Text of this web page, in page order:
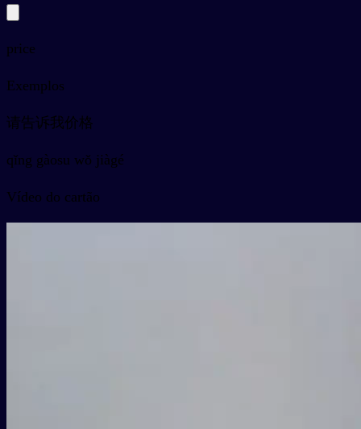
price
Exemplos
请告诉我价格
qǐng gàosu wǒ jiàgé
Vídeo do cartão